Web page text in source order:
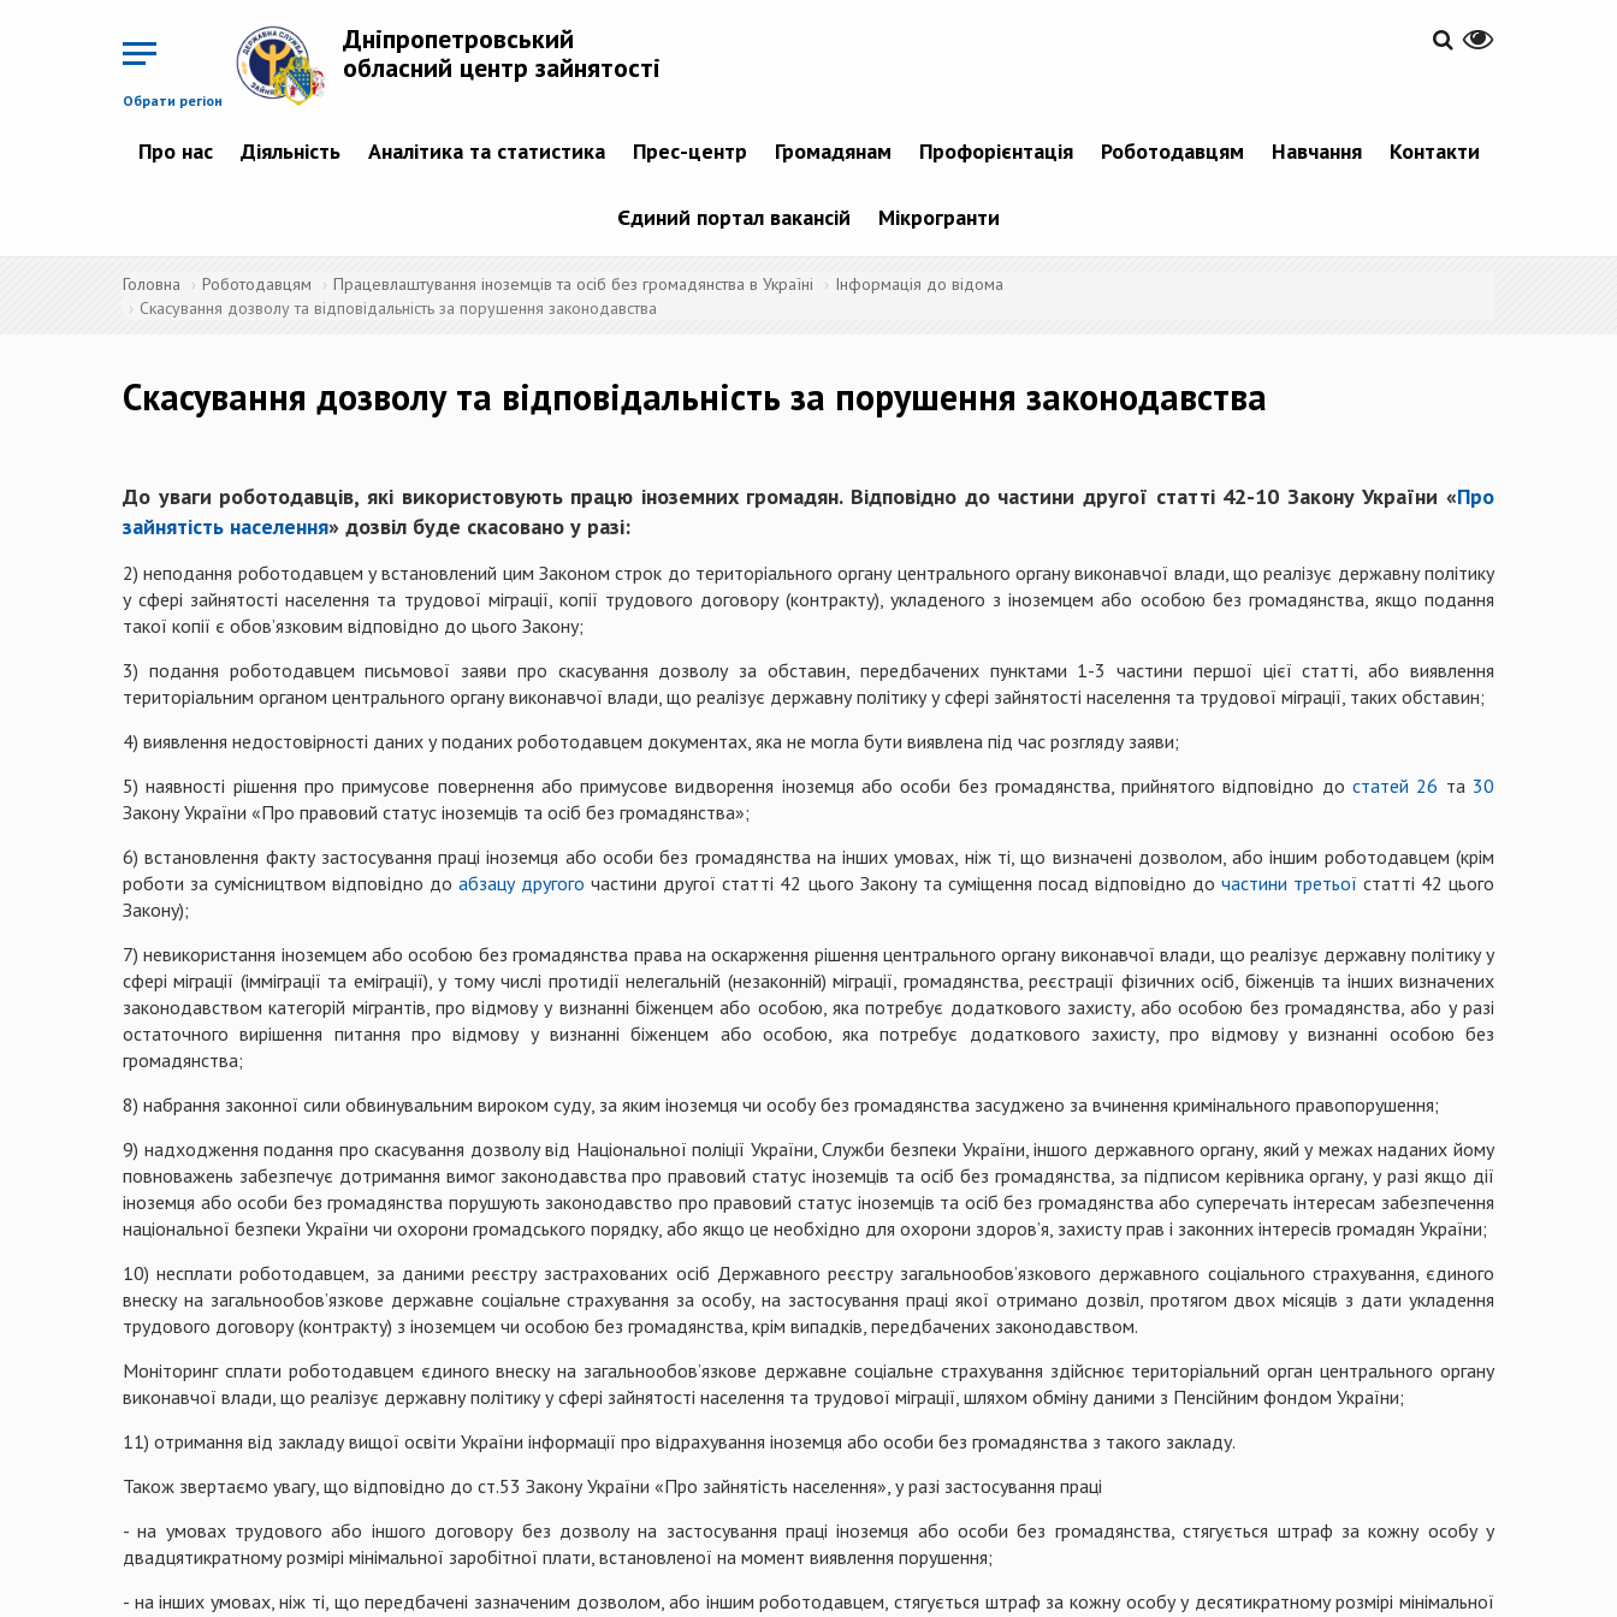
Обрати регіон
Дніпропетровський
обласний центр зайнятості
Про нас Діяльність Аналітика та статистика Прес-центр Громадянам Профорієнтація Роботодавцям Навчання Контакти
Єдиний портал вакансій Мікрогранти
Головна Роботодавцям Працевлаштування іноземців та осіб без громадянства в Україні
Інформація до відома
Скасування дозволу та відповідальність за порушення законодавства
Скасування дозволу та відповідальність за порушення законодавства
До уваги роботодавців, які використовують працю іноземних громадян. Відповідно до частини другої статті 42-10 Закону України «Про
зайнятість населення» дозвіл буде скасовано у разі:
2) неподання роботодавцем у встановлений цим Законом строк до територіального органу центрального органу виконавчої влади, що реалізує державну політику
у сфері зайнятості населення та трудової міграції, копії трудового договору (контракту), укладеного з іноземцем або особою без громадянства, якщо подання
такої копії є обов’язковим відповідно до цього Закону;
3) подання роботодавцем письмової заяви про скасування дозволу за обставин, передбачених пунктами 1-3 частини першої цієї статті, або виявлення
територіальним органом центрального органу виконавчої влади, що реалізує державну політику у сфері зайнятості населення та трудової міграції, таких обставин;
4) виявлення недостовірності даних у поданих роботодавцем документах, яка не могла бути виявлена під час розгляду заяви;
5) наявності рішення про примусове повернення або примусове видворення іноземця або особи без громадянства, прийнятого відповідно достатей 26 та 30
Закону України «Про правовий статус іноземців та осіб без громадянства»;
6) встановлення факту застосування праці іноземця або особи без громадянства на інших умовах, ніж ті, що визначені дозволом, або іншим роботодавцем (крім
роботи за сумісництвом відповідно доабзацу другого частини другої статті 42 цього Закону та суміщення посад відповідно до частини третьої статті 42 цього
Закону);
7) невикористання іноземцем або особою без громадянства права на оскарження рішення центрального органу виконавчої влади, що реалізує державну політику у
сфері міграції (імміграції та еміграції), у тому числі протидії нелегальній (незаконній) міграції, громадянства, реєстрації фізичних осіб, біженців та інших визначених
законодавством категорій мігрантів, про відмову у визнанні біженцем або особою, яка потребує додаткового захисту, або особою без громадянства, або у разі
остаточного вирішення питання про відмову у визнанні біженцем або особою, яка потребує додаткового захисту, про відмову у визнанні особою без
громадянства;
8) набрання законної сили обвинувальним вироком суду, за яким іноземця чи особу без громадянства засуджено за вчинення кримінального правопорушення;
9) надходження подання про скасування дозволу від Національної поліції України, Служби безпеки України, іншого державного органу, який у межах наданих йому
повноважень забезпечує дотримання вимог законодавства про правовий статус іноземців та осіб без громадянства, за підписом керівника органу, у разі якщо дії
іноземця або особи без громадянства порушують законодавство про правовий статус іноземців та осіб без громадянства або суперечать інтересам забезпечення
національної безпеки України чи охорони громадського порядку, або якщо це необхідно для охорони здоров’я, захисту прав і законних інтересів громадян України;
10) несплати роботодавцем, за даними реєстру застрахованих осіб Державного реєстру загальнообов’язкового державного соціального страхування, єдиного
внеску на загальнообов’язкове державне соціальне страхування за особу, на застосування праці якої отримано дозвіл, протягом двох місяців з дати укладення
трудового договору (контракту) з іноземцем чи особою без громадянства, крім випадків, передбачених законодавством.
Моніторинг сплати роботодавцем єдиного внеску на загальнообов’язкове державне соціальне страхування здійснює територіальний орган центрального органу
виконавчої влади, що реалізує державну політику у сфері зайнятості населення та трудової міграції, шляхом обміну даними з Пенсійним фондом України;
11) отримання від закладу вищої освіти України інформації про відрахування іноземця або особи без громадянства з такого закладу.
Також звертаємо увагу, що відповідно до ст.53 Закону України «Про зайнятість населення», у разі застосування праці
- на умовах трудового або іншого договору без дозволу на застосування праці іноземця або особи без громадянства, стягується штраф за кожну особу у
двадцятикратному розмірі мінімальної заробітної плати, встановленої на момент виявлення порушення;
- на інших умовах, ніж ті, що передбачені зазначеним дозволом, або іншим роботодавцем, стягується штраф за кожну особу у десятикратному розмірі мінімальної